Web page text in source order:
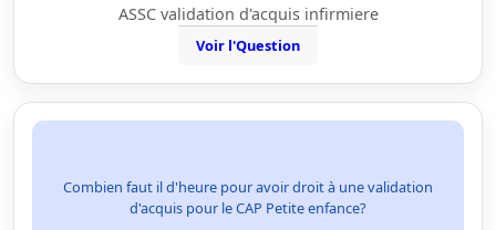
ASSC validation d'acquis infirmiere
Voir l'Question
Combien faut il d'heure pour avoir droit à une validation
d'acquis pour le CAP Petite enfance?